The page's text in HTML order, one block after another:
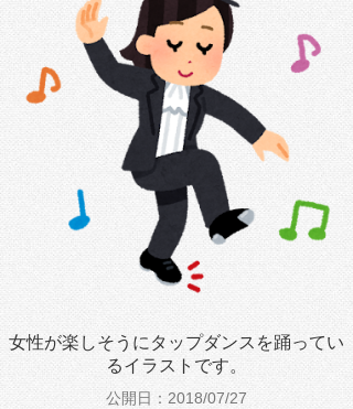
女性が楽しそうにタップダンスを踊ってい
るイラストです。
公開日：2018/07/27